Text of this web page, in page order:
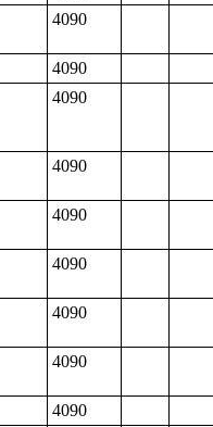
4090
4090
4090
4090
4090
4090
4090
4090
4090